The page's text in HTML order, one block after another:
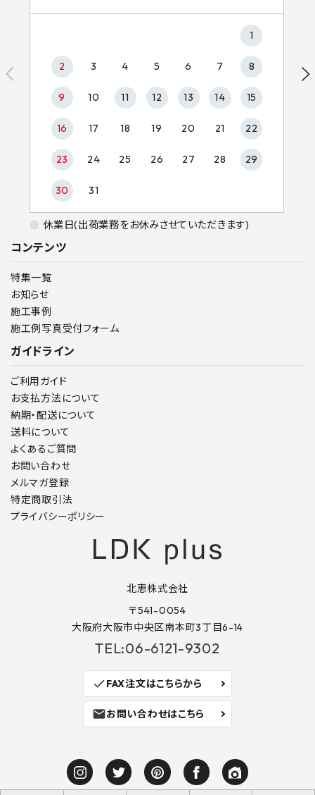
コンテンツ
特集一覧
お知らせ
施工事例
施工例写真受付フォーム
ガイドライン
ご利用ガイド
お支払方法について
納期・配送について
送料について
よくあるご質問
お問い合わせ
メルマガ登録
特定商取引法
プライバシーポリシー
1
2 3 4 5 6 7 8
9 10 11 12 13 14 15
16 17 18 19 20 21 22
23 24 25 26 27 28 29
30 31
休業日(出荷業務をお休みさせていただきます)
北恵株式会社
〒541-0054
大阪府大阪市中央区南本町3丁目6-14
TEL:06-6121-9302
checkFAX注文はこちらから
mailお問い合わせはこちら